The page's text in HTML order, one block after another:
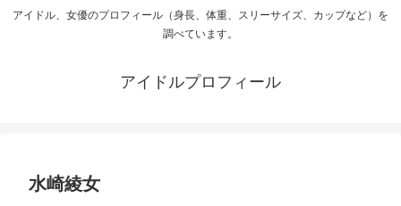
アイドル、女優のプロフィール（身長、体重、スリーサイズ、カップなど）を
調べています。
アイドルプロフィール
水崎綾女